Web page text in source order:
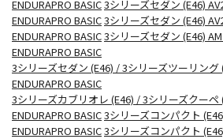
ENDURAPRO BASIC3シリーズセダン (E46)
ENDURAPRO BASIC3シリーズセダン (E46)
ENDURAPRO BASIC3シリーズセダン (E46)
ENDURAPRO BASIC
3シリーズセダン (E46) / 3シリーズツーリング
ENDURAPRO BASIC
3シリーズカブリオレ (E46) / 3シリーズクーペ
ENDURAPRO BASIC3シリーズコンパクト
ENDURAPRO BASIC3シリーズコンパクト